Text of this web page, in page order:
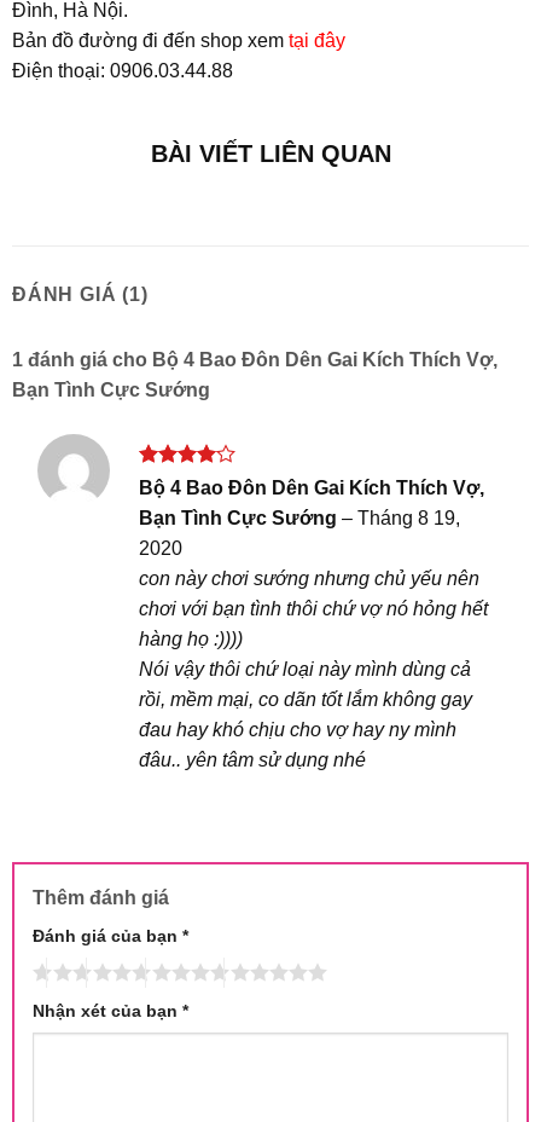
Đình, Hà Nội.
Bản đồ đường đi đến shop xem tại đây
Điện thoại: 0906.03.44.88
BÀI VIẾT LIÊN QUAN
ĐÁNH GIÁ (1)
1 đánh giá cho Bộ 4 Bao Đôn Dên Gai Kích Thích Vợ,
Bạn Tình Cực Sướng
Được
xếp hạng
45 sao
Bộ 4 Bao Đôn Dên Gai Kích Thích Vợ,
Bạn Tình Cực Sướng – Tháng 8 19,
2020
con này chơi sướng nhưng chủ yếu nên
chơi với bạn tình thôi chứ vợ nó hỏng hết
hàng họ :))))
Nói vậy thôi chứ loại này mình dùng cả
rồi, mềm mại, co dãn tốt lắm không gay
đau hay khó chịu cho vợ hay ny mình
đâu.. yên tâm sử dụng nhé
Thêm đánh giá
Đánh giá của bạn *
Nhận xét của bạn *